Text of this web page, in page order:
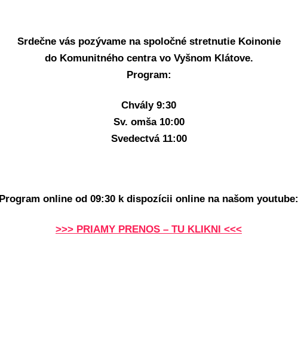
Srdečne vás pozývame na spoločné stretnutie Koinonie
do Komunitného centra vo Vyšnom Klátove.
Program:
Chvály 9:30
Sv. omša 10:00
Svedectvá 11:00
Program online od 09:30 k dispozícii online na našom youtube:
>>> PRIAMY PRENOS – TU KLIKNI <<<